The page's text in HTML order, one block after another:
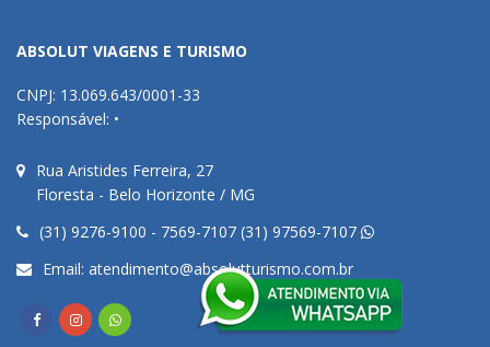
ABSOLUT VIAGENS E TURISMO
CNPJ: 13.069.643/0001-33
Responsável: •
Rua Aristides Ferreira, 27
Floresta - Belo Horizonte / MG
(31) 9276-9100 - 7569-7107 (31) 97569-7107
Email: atendimento@absolutturismo.com.br